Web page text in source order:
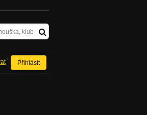
Přihlásit